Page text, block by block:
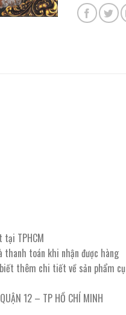
TPHCM
thanh toán khi nhận được hàng
thêm chi tiết về sản phẩm
12 – TP HỒ CHÍ MINH